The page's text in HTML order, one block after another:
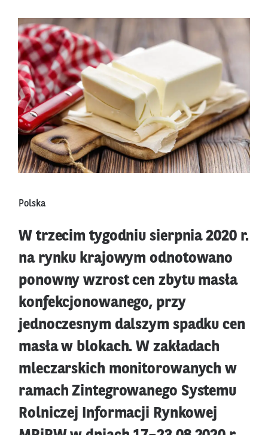
Polska
W trzecim tygodniu sierpnia 2020 r.
na rynku krajowym odnotowano
ponowny wzrost cen zbytu masła
konfekcjonowanego, przy
jednoczesnym dalszym spadku cen
masła w blokach. W zakładach
mleczarskich monitorowanych w
ramach Zintegrowanego Systemu
Rolniczej Informacji Rynkowej